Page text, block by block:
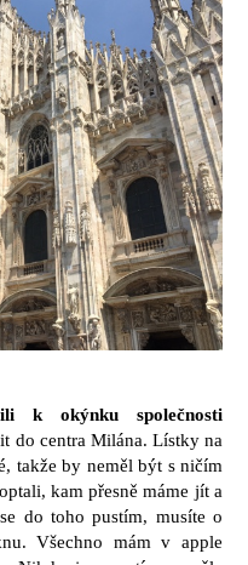
k okýnku společnosti
do centra Milána. Lístky na
takže by neměl být s ničím
kam přesně máme jít a
do toho pustím, musíte o
Všechno mám v apple